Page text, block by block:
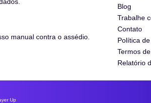
manual contra o assédio.
Blog
Trabalhe
Contato
Política
Termos
Relatório
Up